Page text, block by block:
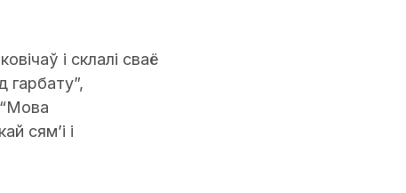
і склалі сваё
гарбату”,
сям’і і